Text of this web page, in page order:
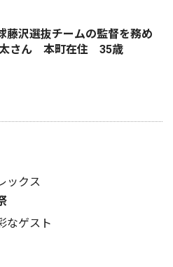
藤沢選抜チームの監督を務め
さん 本町在住 35歳
ックス
なゲスト